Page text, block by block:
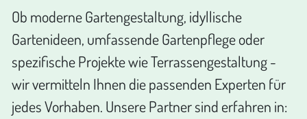
Ob moderne Gartengestaltung, idyllische
Gartenideen, umfassende Gartenpflege oder
spezifische Projekte wie Terrassengestaltung -
wir vermitteln Ihnen die passenden Experten für
jedes Vorhaben. Unsere Partner sind erfahren in: